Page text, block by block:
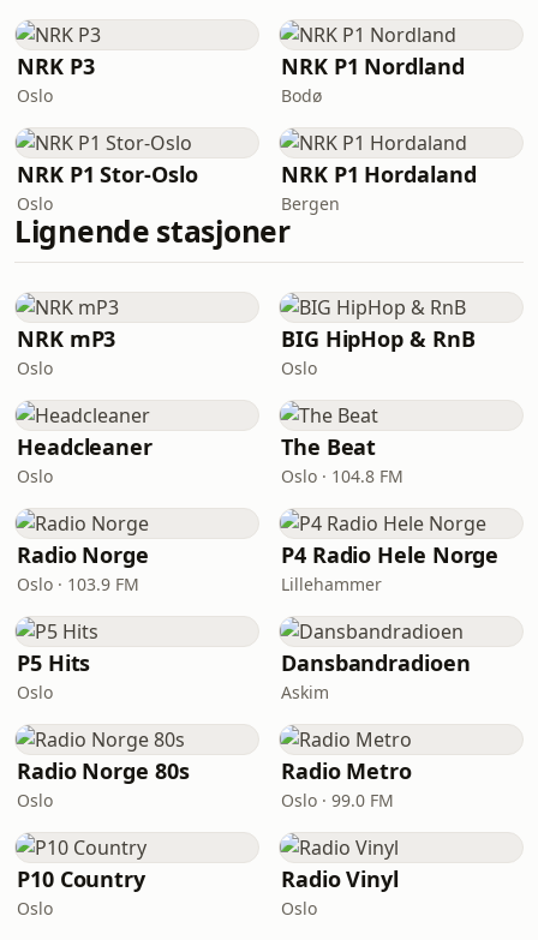
NRK P3
Oslo
NRK P1 Nordland
Bodø
NRK P1 Stor-Oslo
Oslo
NRK P1 Hordaland
Bergen
Lignende stasjoner
NRK mP3
Oslo
BIG HipHop & RnB
Oslo
Headcleaner
Oslo
The Beat
Oslo · 104.8 FM
Radio Norge
Oslo · 103.9 FM
P4 Radio Hele Norge
Lillehammer
P5 Hits
Oslo
Dansbandradioen
Askim
Radio Norge 80s
Oslo
Radio Metro
Oslo · 99.0 FM
P10 Country
Oslo
Radio Vinyl
Oslo